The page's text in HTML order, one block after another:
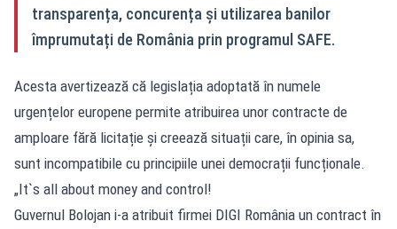
transparența, concurența și utilizarea banilor
împrumutați de România prin programul SAFE.
Acesta avertizează că legislația adoptată în numele
urgențelor europene permite atribuirea unor contracte de
amploare fără licitație și creează situații care, în opinia sa,
sunt incompatibile cu principiile unei democrații funcționale.
„It`s all about money and control!
Guvernul Bolojan i-a atribuit firmei DIGI România un contract în